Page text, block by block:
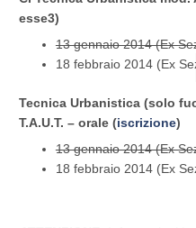
esse3)
13 gennaio 2014 (Ex
18 febbraio 2014 (Ex
Tecnica Urbanistica (solo
T.A.U.T. – orale (iscrizione)
13 gennaio 2014 (Ex
18 febbraio 2014 (Ex